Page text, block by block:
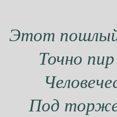
Этот
Точно
Под